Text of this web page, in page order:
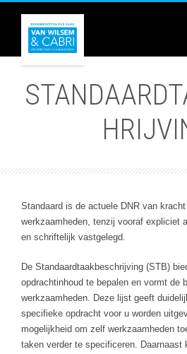
Standaard is de actuele DNR van
werkzaamheden, tenzij vooraf expliciet
en schriftelijk vastgelegd.
De Standaardtaakbeschrijving (STB)
opdrachtinhoud te bepalen en vormt de
werkzaamheden. Deze lijst geeft
specifieke opdracht voor u worden
mogelijkheid om zelf werkzaamheden
taken verder te specificeren. Daarnaast